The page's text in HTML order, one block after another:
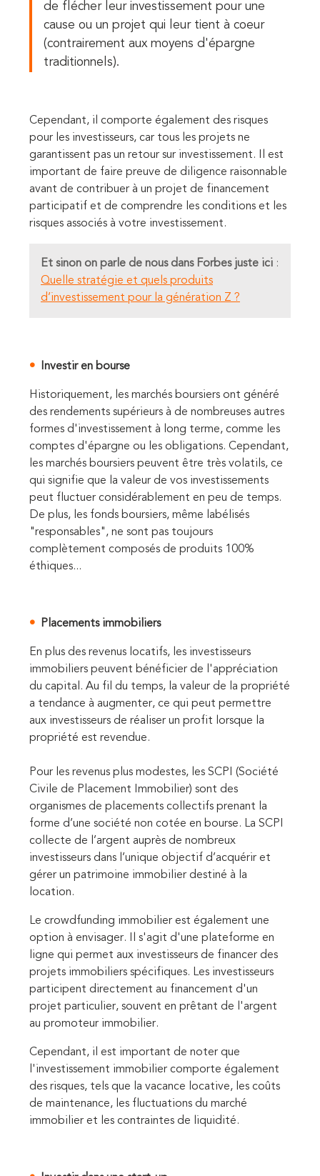
de flécher leur investissement pour une
cause ou un projet qui leur tient à coeur
(contrairement aux moyens d'épargne
traditionnels).
Cependant, il comporte également des risques
pour les investisseurs, car tous les projets ne
garantissent pas un retour sur investissement. Il est
important de faire preuve de diligence raisonnable
avant de contribuer à un projet de financement
participatif et de comprendre les conditions et les
risques associés à votre investissement.
Et sinon on parle de nous dans Forbes juste ici :
Quelle stratégie et quels produits
d’investissement pour la génération Z ?
Investir en bourse
Historiquement, les marchés boursiers ont généré
des rendements supérieurs à de nombreuses autres
formes d'investissement à long terme, comme les
comptes d'épargne ou les obligations. Cependant,
les marchés boursiers peuvent être très volatils, ce
qui signifie que la valeur de vos investissements
peut fluctuer considérablement en peu de temps.
De plus, les fonds boursiers, même labélisés
"responsables", ne sont pas toujours
complètement composés de produits 100%
éthiques...
Placements immobiliers
En plus des revenus locatifs, les investisseurs
immobiliers peuvent bénéficier de l'appréciation
du capital. Au fil du temps, la valeur de la propriété
a tendance à augmenter, ce qui peut permettre
aux investisseurs de réaliser un profit lorsque la
propriété est revendue.
Pour les revenus plus modestes, les SCPI (Société
Civile de Placement Immobilier) sont des
organismes de placements collectifs prenant la
forme d’une société non cotée en bourse. La SCPI
collecte de l’argent auprès de nombreux
investisseurs dans l’unique objectif d’acquérir et
gérer un patrimoine immobilier destiné à la
location.
Le crowdfunding immobilier est également une
option à envisager. Il s'agit d'une plateforme en
ligne qui permet aux investisseurs de financer des
projets immobiliers spécifiques. Les investisseurs
participent directement au financement d'un
projet particulier, souvent en prêtant de l'argent
au promoteur immobilier.
Cependant, il est important de noter que
l'investissement immobilier comporte également
des risques, tels que la vacance locative, les coûts
de maintenance, les fluctuations du marché
immobilier et les contraintes de liquidité.